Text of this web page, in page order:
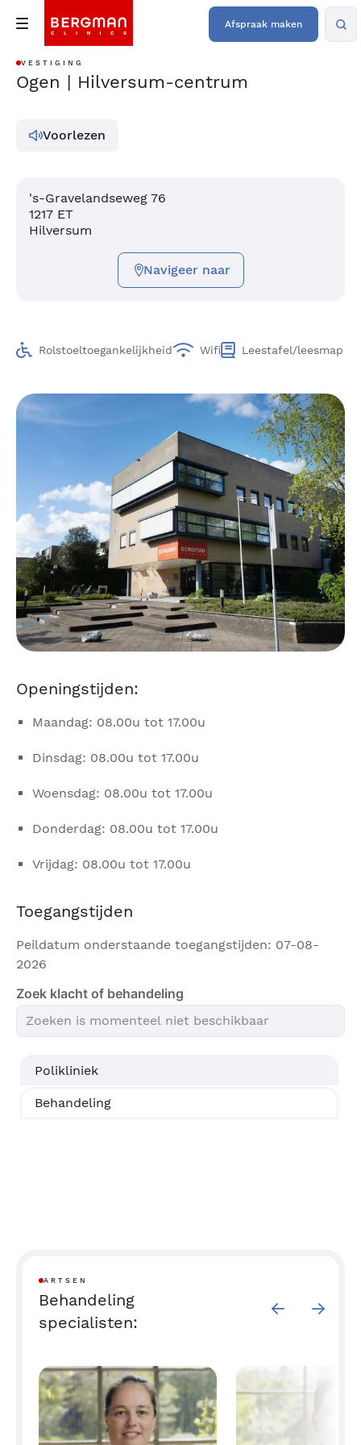
Afspraak maken
VESTIGING
Ogen | Hilversum-centrum
Voorlezen
's-Gravelandseweg 76
1217 ET
Hilversum
Navigeer naar
Rolstoeltoegankelijkheid Wifi Leestafel/leesmap
Openingstijden:
Maandag: 08.00u tot 17.00u
Dinsdag: 08.00u tot 17.00u
Woensdag: 08.00u tot 17.00u
Donderdag: 08.00u tot 17.00u
Vrijdag: 08.00u tot 17.00u
Toegangstijden
Peildatum onderstaande toegangstijden: 07-08-
2026
Zoek klacht of behandeling
Polikliniek
Behandeling
ARTSEN
Behandeling
specialisten: